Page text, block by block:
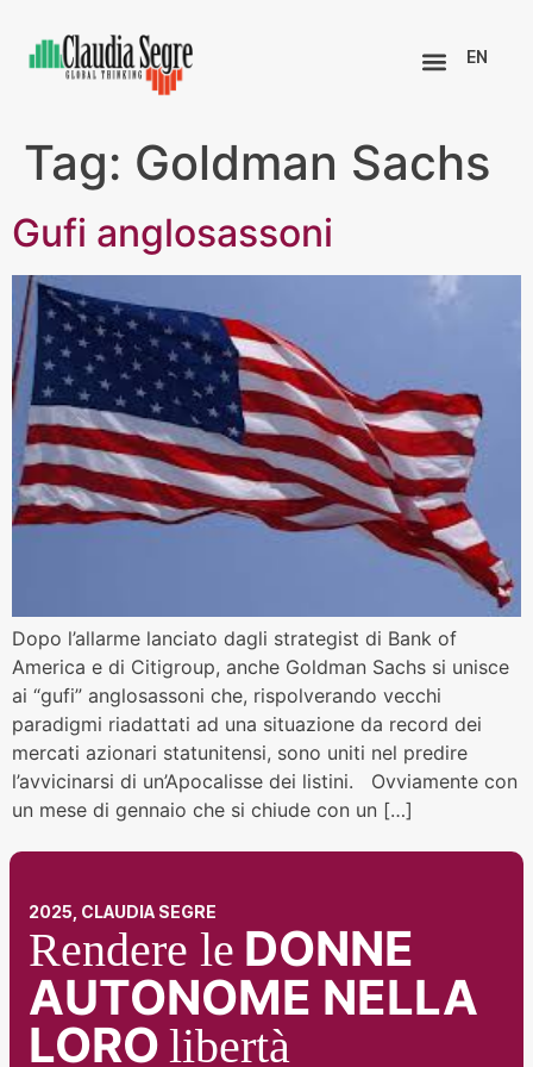
EN
Tag: Goldman Sachs
Gufi anglosassoni
Dopo l’allarme lanciato dagli strategist di Bank of
America e di Citigroup, anche Goldman Sachs si unisce
ai “gufi” anglosassoni che, rispolverando vecchi
paradigmi riadattati ad una situazione da record dei
mercati azionari statunitensi, sono uniti nel predire
l’avvicinarsi di un’Apocalisse dei listini. Ovviamente con
un mese di gennaio che si chiude con un […]
2025, CLAUDIA SEGRE
Rendere le DONNE
AUTONOME NELLA
LORO libertà